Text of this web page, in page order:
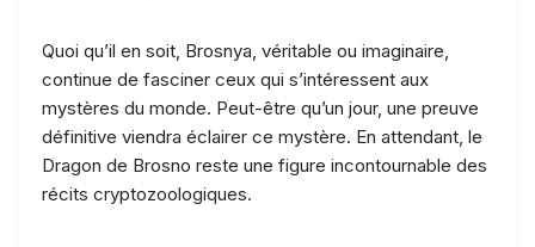
Quoi qu’il en soit, Brosnya, véritable ou imaginaire,
continue de fasciner ceux qui s’intéressent aux
mystères du monde. Peut-être qu’un jour, une preuve
définitive viendra éclairer ce mystère. En attendant, le
Dragon de Brosno reste une figure incontournable des
récits cryptozoologiques.